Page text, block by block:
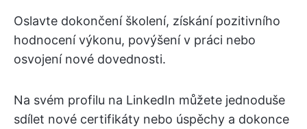
Oslavte dokončení školení, získání pozitivního
hodnocení výkonu, povýšení v práci nebo
osvojení nové dovednosti.
Na svém profilu na LinkedIn můžete jednoduše
sdílet nové certifikáty nebo úspěchy a dokonce